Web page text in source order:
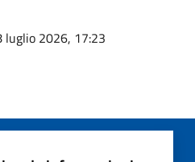
luglio 2026, 17:23